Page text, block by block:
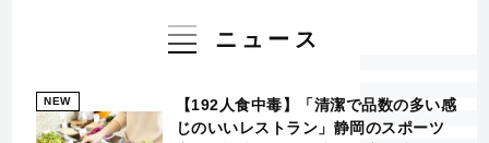
ニュース
NEW
【192人食中毒】「清潔で品数の多い感
じのいいレストラン」静岡のスポーツ